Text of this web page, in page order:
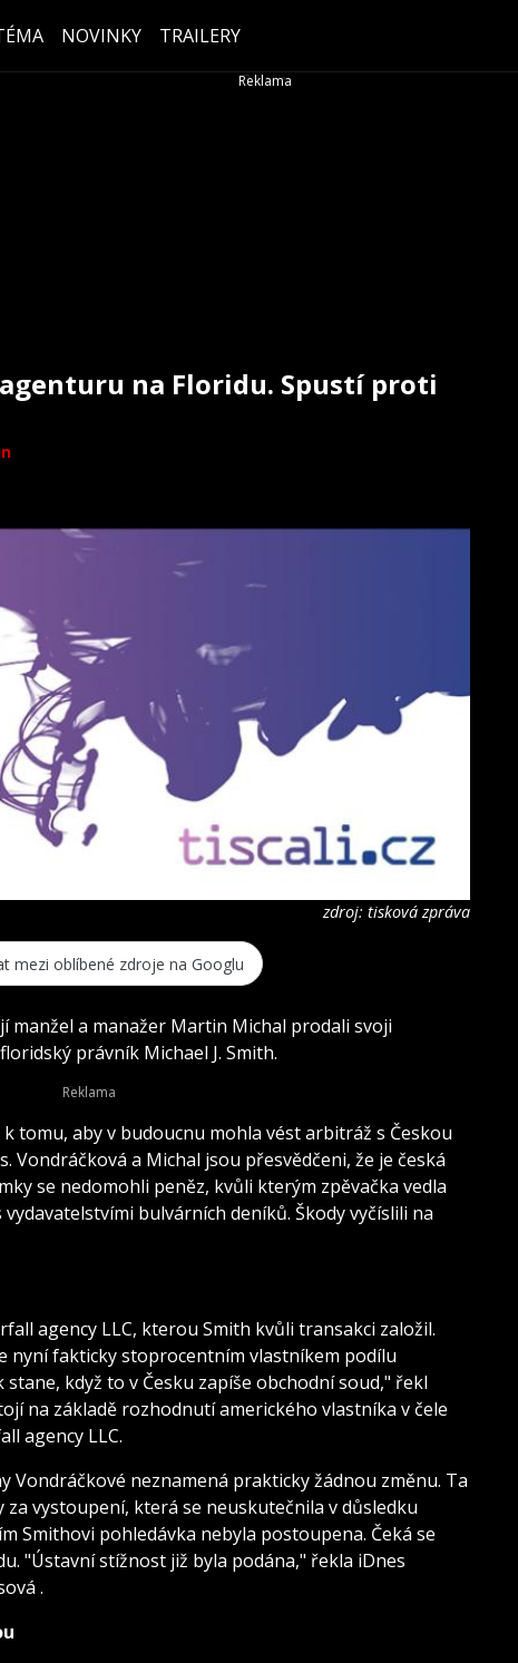
NOVINKY TRAILERY
na Floridu. Spustí proti
zdroj: tisková zpráva
mezi oblíbené zdroje na Googlu
manžel a manažer Martin Michal prodali svoji
právník Michael J. Smith.
tomu, aby v budoucnu mohla vést arbitráž s Českou
Vondráčková a Michal jsou přesvědčeni, že je česká
se nedomohli peněz, kvůli kterým zpěvačka vedla
bulvárních deníků. Škody vyčíslili na
agency LLC, kterou Smith kvůli transakci založil.
nyní fakticky stoprocentním vlastníkem podílu
když to v Česku zapíše obchodní soud," řekl
na základě rozhodnutí amerického vlastníka v čele
agency LLC.
Vondráčkové neznamená prakticky žádnou změnu. Ta
vystoupení, která se neuskutečnila v důsledku
Smithovi pohledávka nebyla postoupena. Čeká se
"Ústavní stížnost již byla podána," řekla iDnes
.